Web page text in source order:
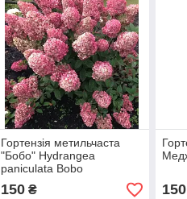
Гортензія метильчаста
"Бобо" Hydrangea
paniculata Bobo
150₴ 150